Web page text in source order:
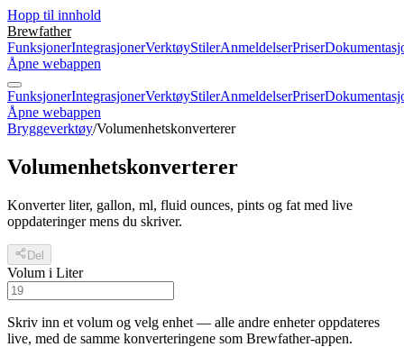
Hopp til innhold
Brewfather
FunksjonerIntegrasjonerVerktøyStilerAnmeldelserPriser
Åpne webappen
FunksjonerIntegrasjonerVerktøyStilerAnmeldelserPriser
Åpne webappen
Bryggeverktøy/Volumenhetskonverterer
Volumenhetskonverterer
Konverter liter, gallon, ml, fluid ounces, pints og fat med live
oppdateringer mens du skriver.
Del
Volum i Liter
Skriv inn et volum og velg enhet — alle andre enheter oppdateres
live, med de samme konverteringene som Brewfather-appen.